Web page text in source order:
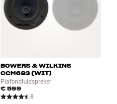
BOWERS & WILKINS
CCM683 (WIT)
Plafondluidspreker
€ 599
8